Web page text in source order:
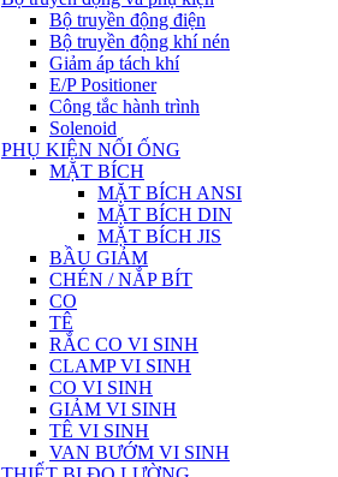
Bộ truyền động điện
Bộ truyền động khí nén
Giảm áp tách khí
E/P Positioner
Công tắc hành trình
Solenoid
PHỤ KIỆN NỐI ỐNG
MẶT BÍCH
MẶT BÍCH ANSI
MẶT BÍCH DIN
MẶT BÍCH JIS
BẦU GIẢM
CHÉN / NẮP BÍT
CO
TÊ
RẮC CO VI SINH
CLAMP VI SINH
CO VI SINH
GIẢM VI SINH
TÊ VI SINH
VAN BƯỚM VI SINH